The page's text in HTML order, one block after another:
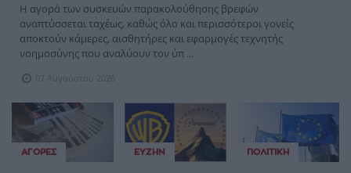
Η αγορά των συσκευών παρακολούθησης βρεφών
αναπτύσσεται ταχέως, καθώς όλο και περισσότεροι γονείς
αποκτούν κάμερες, αισθητήρες και εφαρμογές τεχνητής
νοημοσύνης που αναλύουν τον ύπ ...
07 Αυγούστου 2026
ΑΓΟΡΈΣ ΕΥΖΗΝ ΠΟΛΙΤΙΚΉ